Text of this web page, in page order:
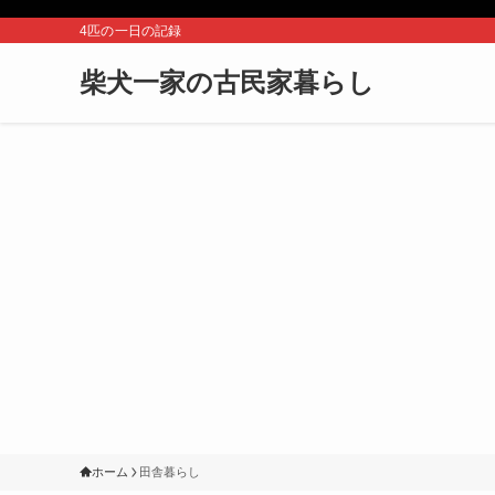
4匹の一日の記録
柴犬一家の古民家暮らし
ホーム 田舎暮らし